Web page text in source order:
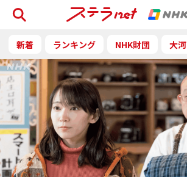
検索
新着 ランキング NHK財団 大河